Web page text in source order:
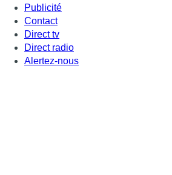
Publicité
Contact
Direct tv
Direct radio
Alertez-nous